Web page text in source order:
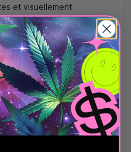
et visuellement
avons sélectionné les
qualité de fabrication et
de consommation
mise sur la
design